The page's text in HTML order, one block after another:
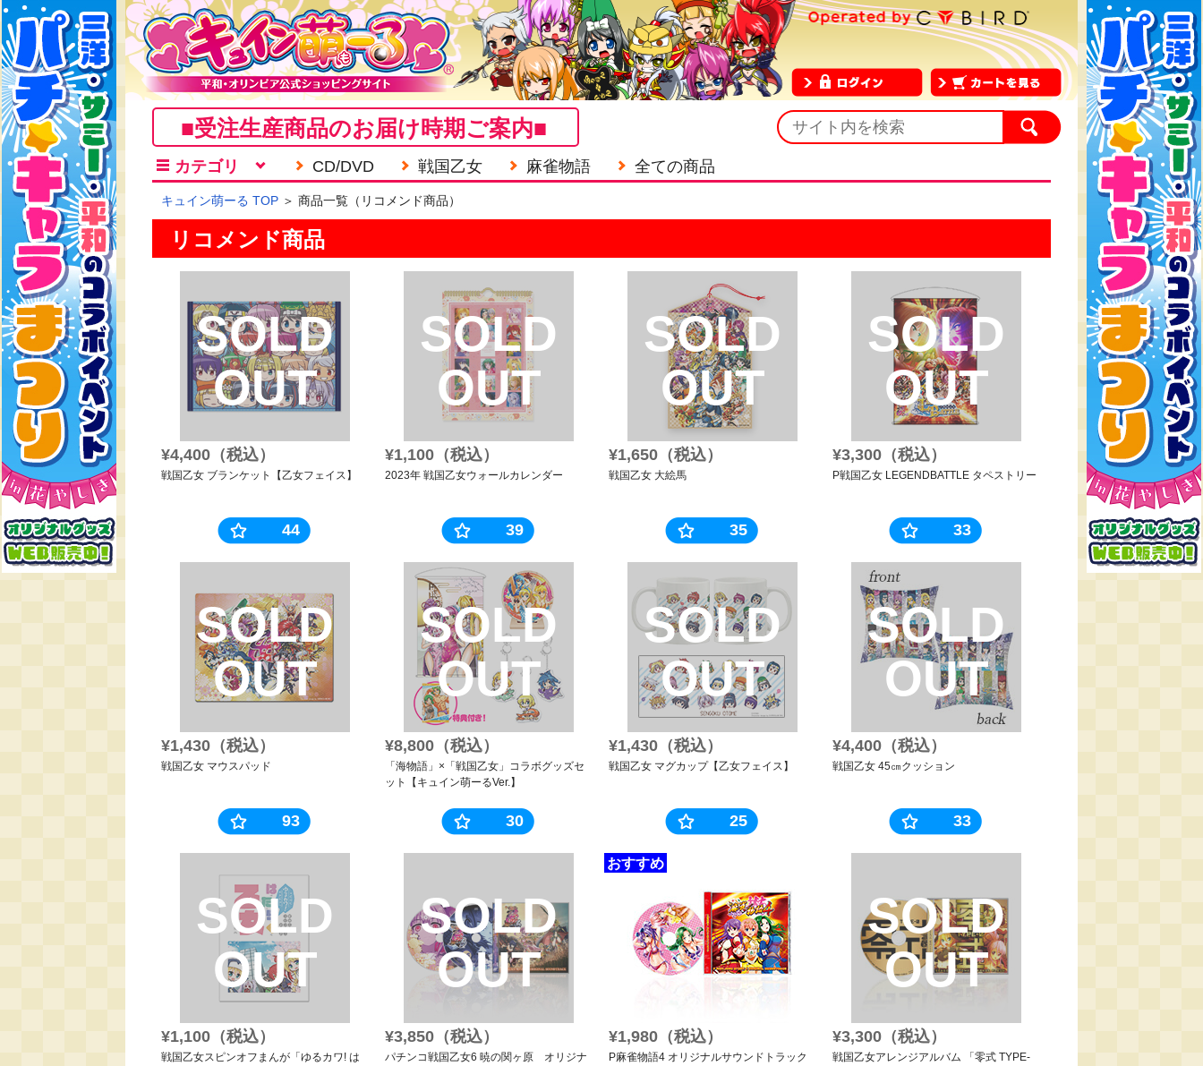
■受注生産商品のお届け時期ご案内■
カテゴリ CD/DVD 戦国乙女 麻雀物語 全ての商品
キュイン萌ーる TOP ＞ 商品一覧（リコメンド商品）
リコメンド商品
SOLD
OUT
¥4,400（税込）
戦国乙女 ブランケット【乙女フェイス】
44
SOLD
OUT
¥1,100（税込）
2023年 戦国乙女ウォールカレンダー
39
SOLD
OUT
¥1,650（税込）
戦国乙女 大絵馬
35
SOLD
OUT
¥3,300（税込）
P戦国乙女 LEGENDBATTLE タペストリー
33
SOLD
OUT
¥1,430（税込）
戦国乙女 マウスパッド
93
SOLD
OUT
¥8,800（税込）
「海物語」×「戦国乙女」コラボグッズセ
ット【キュイン萌ーるVer.】
30
SOLD
OUT
¥1,430（税込）
戦国乙女 マグカップ【乙女フェイス】
25
SOLD
OUT
¥4,400（税込）
戦国乙女 45㎝クッション
33
SOLD
OUT
¥1,100（税込）
戦国乙女スピンオフまんが「ゆるカワ! は
SOLD
OUT
¥3,850（税込）
パチンコ戦国乙女6 暁の関ヶ原 オリジナ
おすすめ
¥1,980（税込）
P麻雀物語4 オリジナルサウンドトラック
SOLD
OUT
¥3,300（税込）
戦国乙女アレンジアルバム 「零式 TYPE-